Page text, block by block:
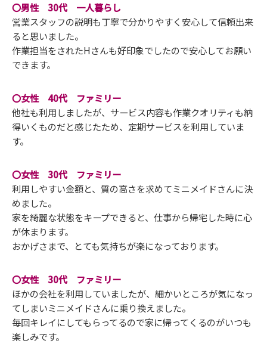
〇男性 30代 一人暮らし
営業スタッフの説明も丁寧で分かりやすく安心して信頼出来
ると思いました。
作業担当をされたHさんも好印象でしたので安心してお願い
できます。
〇女性 40代 ファミリー
他社も利用しましたが、サービス内容も作業クオリティも納
得いくものだと感じたため、定期サービスを利用していま
す。
〇女性 30代 ファミリー
利用しやすい金額と、質の高さを求めてミニメイドさんに決
めました。
家を綺麗な状態をキープできると、仕事から帰宅した時に心
が休まります。
おかげさまで、とても気持ちが楽になっております。
〇女性 30代 ファミリー
ほかの会社を利用していましたが、細かいところが気になっ
てしまいミニメイドさんに乗り換えました。
毎回キレイにしてもらってるので家に帰ってくるのがいつも
楽しみです。